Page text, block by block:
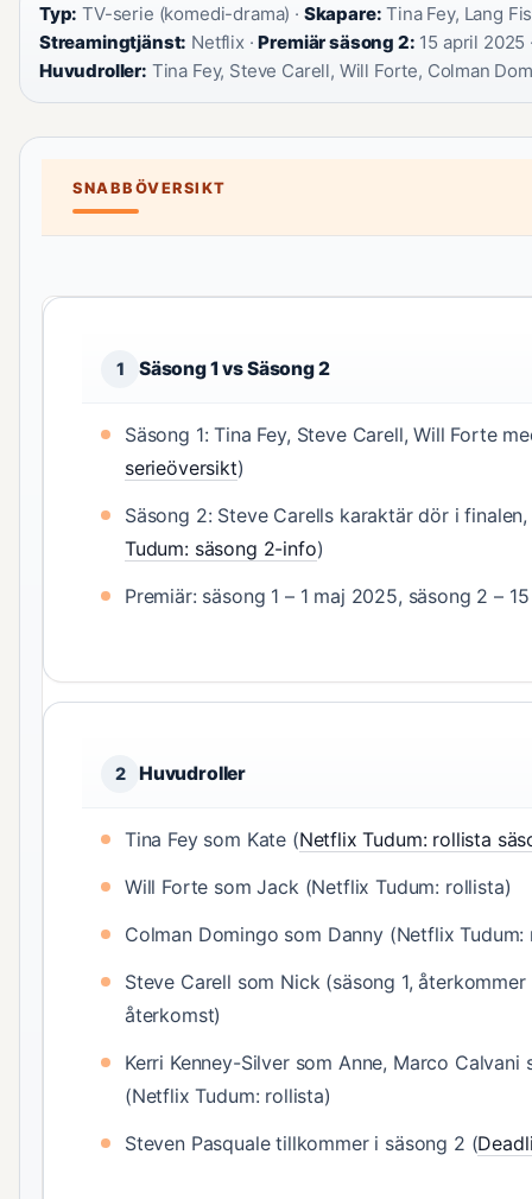
Typ: TV-serie (komedi-drama) · Skapare: Tina Fey, Lang
Streamingtjänst: Netflix ·Premiär säsong 2: 15 april 2025
Huvudroller: Tina Fey, Steve Carell, Will Forte, Colman
SNABBÖVERSIKT
1 Säsong 1 vs Säsong 2
Säsong 1: Tina Fey, Steve Carell, Will Forte
serieöversikt)
Säsong 2: Steve Carells karaktär dör i
Tudum: säsong 2-info)
Premiär: säsong 1 – 1 maj 2025, säsong 2 –
2 Huvudroller
Tina Fey som Kate (Netflix Tudum: rollista
Will Forte som Jack (Netflix Tudum: rollista)
Colman Domingo som Danny (Netflix Tudum:
Steve Carell som Nick (säsong 1,
återkomst)
Kerri Kenney-Silver som Anne, Marco
(Netflix Tudum: rollista)
Steven Pasquale tillkommer i säsong 2 (